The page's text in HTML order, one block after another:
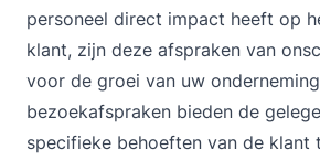
personeel direct impact heeft op
klant, zijn deze afspraken van
voor de groei van uw
bezoekafspraken bieden de
specifieke behoeften van de klant